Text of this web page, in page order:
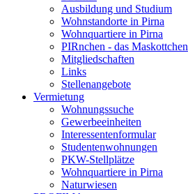
Ausbildung und Studium
Wohnstandorte in Pirna
Wohnquartiere in Pirna
PIRnchen - das Maskottchen
Mitgliedschaften
Links
Stellenangebote
Vermietung
Wohnungssuche
Gewerbeeinheiten
Interessentenformular
Studentenwohnungen
PKW-Stellplätze
Wohnquartiere in Pirna
Naturwiesen